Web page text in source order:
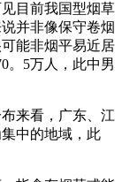
目前我国型烟草
并非像保守卷烟
能非烟平易近居
。5万人，此中男
来看，广东、江
中的地域，此